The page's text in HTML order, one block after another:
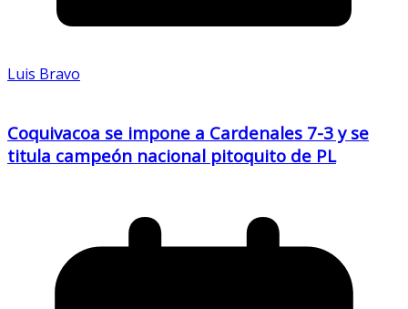
Luis Bravo
Coquivacoa se impone a Cardenales 7-3 y se
titula campeón nacional pitoquito de PL